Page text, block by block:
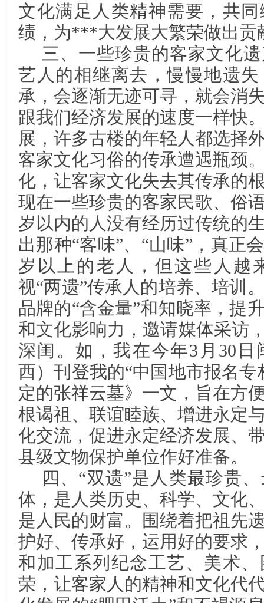
文化满足人类精神需要，共
绩，为***大发展大繁荣做出贡
三、一些珍贵的客家文化
艺人的相继离去，慢慢地遗
承，会逐渐无迹可寻，就会消
跟我们经济发展的速度一样快
展，许多古楼的年轻人都选择
客家文化习俗的传承遭遇瓶颈
化，让客家文化失去其传承的
现在一些珍贵的客家民歌、俗
岁以内的人没有经历过传统的
出那种“客味”、“山味”，真正
岁以上的老人，但这些人越
视“两遗”传承人的培养、培训
品牌的“含金量”和知晓率，提
和文化影响力，邀请媒体采访
深闺。如，我在今年3 月 30 日
西）刊登我的“中国地市报名专
定的张祥云墓》一文，旨在方
根谒祖、联谊睦族、增进永定
化交流，促进永定经济发展、
县级文物保护单位作好准备。
四、“双遗”是人类最珍贵
体，是人类历史、科学、文化
是人民的财富。围绕着把祖先
护好、传承好，运用好的要求
和加工系列纪念工艺、美术
荣，让客家人的精神和文化代